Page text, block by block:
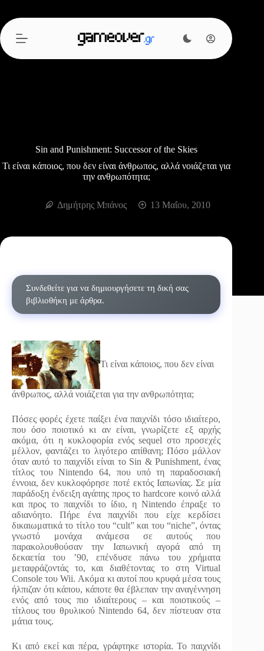
περιεχόμενο
Sin and Punishment: Successor of the Skies
Τι είναι κάποιος, που δεν είναι άνθρωπος, αλλά νοιάζεται για
την ανθρωπότητα;
Δημήτρης Μπάνος 13 Μαΐου, 2010
Συνδεθείτε για να δημιουργήσετε τη δική σας
βιβλιοθήκη με άρθρα.
Τι είναι κάποιος, που δεν είναι
άνθρωπος, αλλά νοιάζεται για την ανθρωπότητα;
Πόσες φορές έχετε παίξει ένα παιχνίδι τόσο ιδιαίτερο,
που όσο ποιοτικό κι αν είναι, γνωρίζετε εξ αρχής
ακόμα, ότι η κυκλοφορία ενός sequel στο προσεχές
μέλλον, φαντάζει το λιγότερο απίθανη; Πόσο μάλλον
όταν αυτό το παιχνίδι είναι το Sin & Punishment, ένας
τίτλος του Nintendo 64, που υπό τη παραδοσιακή
έννοια, δεν κυκλοφόρησε ποτέ εκτός Ιαπωνίας. Σε μία
παράδοξη ένδειξη αγάπης προς το hardcore κοινό αλλά
και προς το παιχνίδι το ίδιο, η Nintendo έπραξε το
αδιανόητο. Πήρε ένα παιχνίδι που είχε κερδίσει
δικαιωματικά το τίτλο του “cult” και του “niche”, όντας
γνωστό μονάχα ανάμεσα σε αυτούς που
παρακολουθούσαν την Ιαπωνική αγορά από τη
δεκαετία του ’90, επένδυσε πάνω του χρήματα
μεταφράζοντάς το, και διαθέτοντας το στη Virtual
Console του Wii. Ακόμα κι αυτοί που κρυφά μέσα τους
ήλπιζαν ότι κάπου, κάποτε θα έβλεπαν την αναγέννηση
ενός από τους πιο ιδιαίτερους – και ποιοτικούς –
τίτλους του θρυλικού Nintendo 64, δεν πίστευαν στα
μάτια τους.
Κι από εκεί και πέρα, γράφτηκε ιστορία. Το παιχνίδι